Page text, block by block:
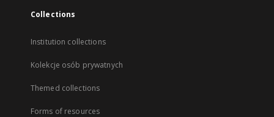
Collections
Institution collections
Kolekcje osób prywatnych
Themed collections
Forms of resources